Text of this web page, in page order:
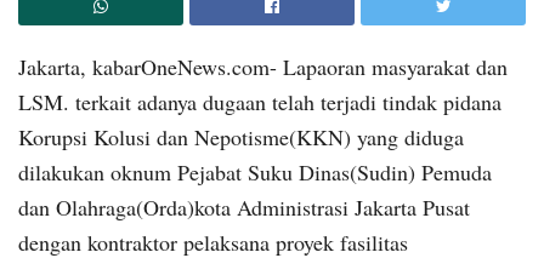
Jakarta, kabarOneNews.com- Lapaoran masyarakat dan
LSM. terkait adanya dugaan telah terjadi tindak pidana
Korupsi Kolusi dan Nepotisme(KKN) yang diduga
dilakukan oknum Pejabat Suku Dinas(Sudin) Pemuda
dan Olahraga(Orda)kota Administrasi Jakarta Pusat
dengan kontraktor pelaksana proyek fasilitas